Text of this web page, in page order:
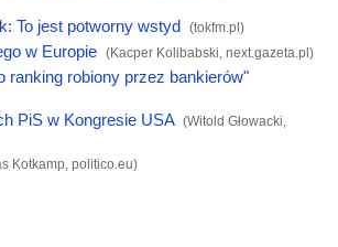
To jest potworny wstyd (tokfm.pl)
w Europie (Kacper Kolibabski, next.gazeta.pl)
ranking robiony przez bankierów"
PiS w Kongresie USA (Witold Głowacki,
Kotkamp, politico.eu)